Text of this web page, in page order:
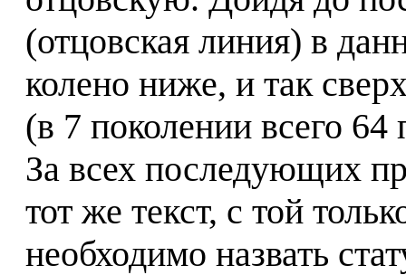
(отцовская линия) в
колено ниже, и так
(в 7 поколении всего 64
За всех последующих
тот же текст, с той
необходимо назвать